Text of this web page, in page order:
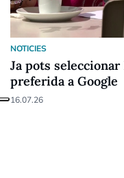
NOTICIES
Ja pots seleccionar
preferida a Google
16.07.26